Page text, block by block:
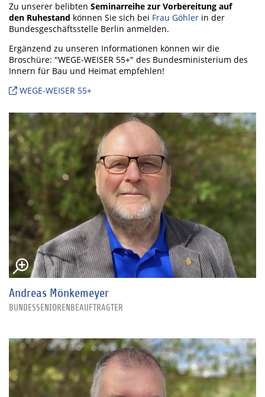
Zu unserer belibten Seminarreihe zur Vorbereitung auf
den Ruhestand können Sie sich bei Frau Göhler in der
Bundesgeschäftsstelle Berlin anmelden.
Ergänzend zu unseren Informationen können wir die
Broschüre: "WEGE-WEISER 55+" des Bundesministerium des
Innern für Bau und Heimat empfehlen!
WEGE-WEISER 55+
Andreas Mönkemeyer
BUNDESSENIORENBEAUFTRAGTER